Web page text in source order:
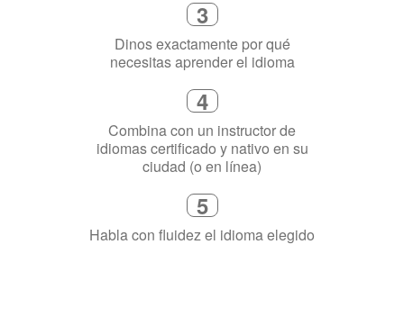
3
Dinos exactamente por qué
4
Combina con un instructor de
idiomas certificado y nativo en su
5